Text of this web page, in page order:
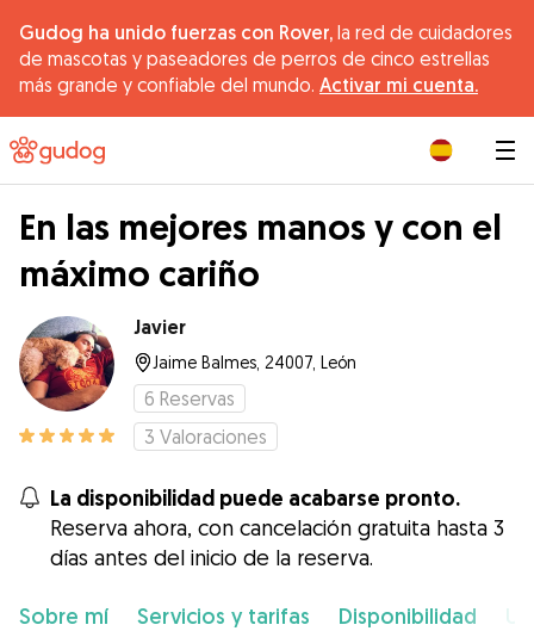
Gudog ha unido fuerzas con Rover, la red de cuidadores
de mascotas y paseadores de perros de cinco estrellas
más grande y confiable del mundo. Activar mi cuenta.
En las mejores manos y con el
máximo cariño
Javier
Jaime Balmes, 24007, León
6 Reservas
3 Valoraciones
La disponibilidad puede acabarse pronto.
Reserva ahora, con cancelación gratuita hasta 3
días antes del inicio de la reserva.
Sobre mí Servicios y tarifas Disponibilidad